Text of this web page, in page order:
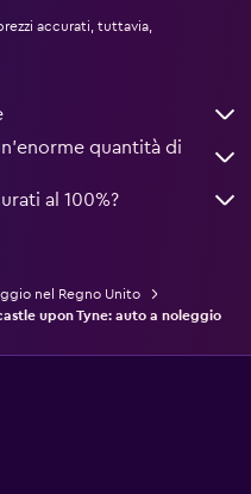
accurati, tuttavia,
quantità di
al 100%?
nel Regno Unito
upon Tyne: auto a noleggio